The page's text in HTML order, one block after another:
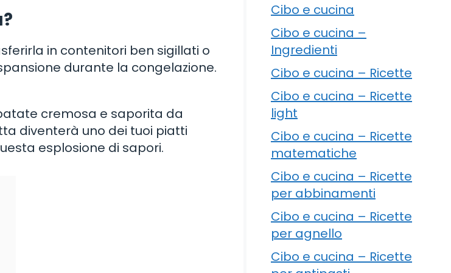
in contenitori ben sigillati o
durante la congelazione.
cremosa e saporita da
diventerà uno dei tuoi piatti
esplosione di sapori.
Cibo e cucina
Cibo e cucina –
Ingredienti
Cibo e cucina – Ricette
Cibo e cucina – Ricette
light
Cibo e cucina – Ricette
matematiche
Cibo e cucina – Ricette
per abbinamenti
Cibo e cucina – Ricette
per agnello
Cibo e cucina – Ricette